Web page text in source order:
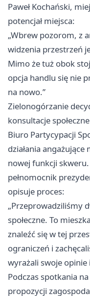
Paweł Kochański,
potencjał miejsca:
„Wbrew pozorom, z
widzenia przestrzeń
Mimo że tuż obok
opcja handlu się nie
na nowo.”
Zielonogórzanie
konsultacje
Biuro Partycypacji
działania
nowej funkcji
pełnomocnik
opisuje proces:
„Przeprowadziliśmy
społeczne. To
znaleźć się w tej
ograniczeń i
wyrażali swoje opinie
Podczas spotkania
propozycji